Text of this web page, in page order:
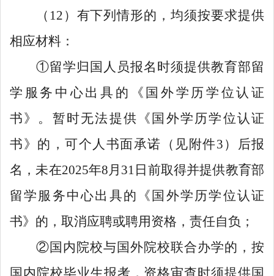
（12）有下列情形的，均须按要求提供
相应材料：
①留学归国人员报名时须提供教育部留
学服务中心出具的《国外学历学位认证
书》。暂时无法提供《国外学历学位认证
书》的，可个人书面承诺（见附件3）后报
名，未在2025年8月31日前取得并提供教育部
留学服务中心出具的《国外学历学位认证
书》的，取消应聘或聘用资格，责任自负；
②国内院校与国外院校联合办学的，按
国内院校毕业生报考，资格审查时须提供国